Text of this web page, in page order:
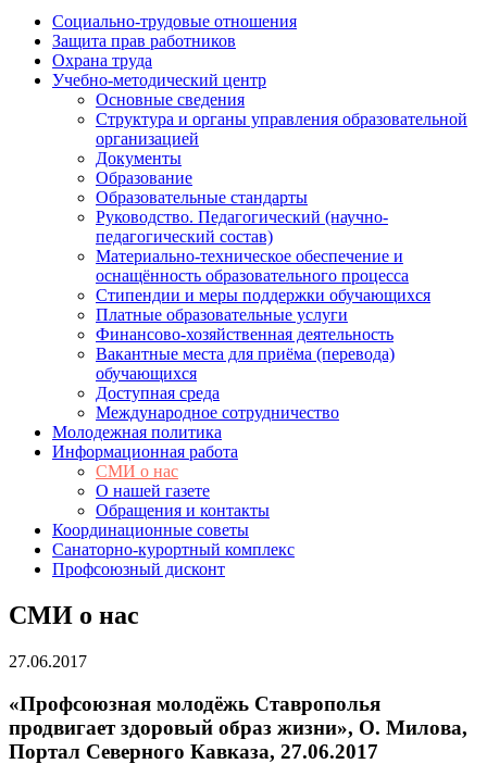
Социально-трудовые отношения
Защита прав работников
Охрана труда
Учебно-методический центр
Основные сведения
Структура и органы управления образовательной
организацией
Документы
Образование
Образовательные стандарты
Руководство. Педагогический (научно-
педагогический состав)
Материально-техническое обеспечение и
оснащённость образовательного процесса
Стипендии и меры поддержки обучающихся
Платные образовательные услуги
Финансово-хозяйственная деятельность
Вакантные места для приёма (перевода)
обучающихся
Доступная среда
Международное сотрудничество
Молодежная политика
Информационная работа
СМИ о нас
О нашей газете
Обращения и контакты
Координационные советы
Санаторно-курортный комплекс
Профсоюзный дисконт
СМИ о нас
27.06.2017
«Профсоюзная молодёжь Ставрополья
продвигает здоровый образ жизни», О. Милова,
Портал Северного Кавказа, 27.06.2017